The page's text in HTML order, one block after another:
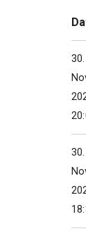
30.
30.